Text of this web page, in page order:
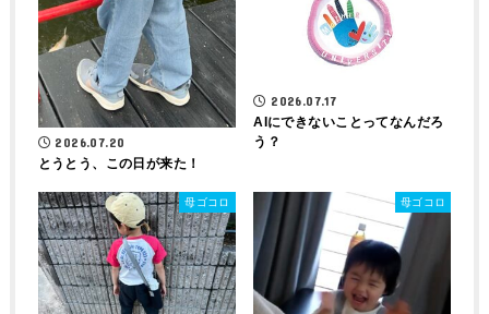
2026.07.20
とうとう、この日が来た！
2026.07.17
AIにできないことってなんだろ
う？
母ゴコロ 母ゴコロ